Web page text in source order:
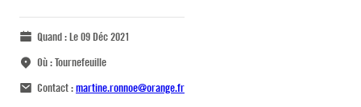
Quand :Le 09 Déc 2021
Où :Tournefeuille
Contact :martine.ronnoe@orange.fr